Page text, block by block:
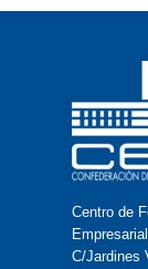
Centro de
Empresarial
C/Jardines